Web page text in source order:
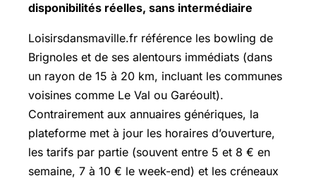
disponibilités réelles, sans intermédiaire
Loisirsdansmaville.fr référence les bowling de
Brignoles et de ses alentours immédiats (dans
un rayon de 15 à 20 km, incluant les communes
voisines comme Le Val ou Garéoult).
Contrairement aux annuaires génériques, la
plateforme met à jour les horaires d’ouverture,
les tarifs par partie (souvent entre 5 et 8 € en
semaine, 7 à 10 € le week-end) et les créneaux